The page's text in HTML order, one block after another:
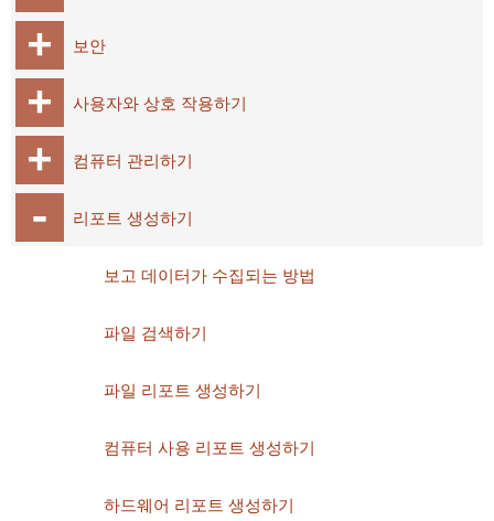
보안
사용자와 상호 작용하기
컴퓨터 관리하기
리포트 생성하기
보고 데이터가 수집되는 방법
파일 검색하기
파일 리포트 생성하기
컴퓨터 사용 리포트 생성하기
하드웨어 리포트 생성하기